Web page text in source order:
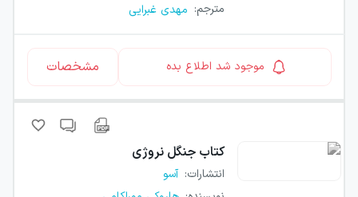
مترجم: مهدی غبرایی
موجود شد اطلاع بده مشخصات
کتاب جنگل نروژی
انتشارات: آسو